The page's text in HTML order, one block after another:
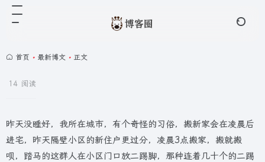
首页 • 最新博文 • 正文
14 阅读
昨天没睡好，我所在城市，有个奇怪的习俗，搬新家会在凌晨后
进宅，昨天隔壁小区的新住户更过分，凌晨3点搬家，搬就搬
呗，踏马的这群人在小区门口放二踢脚，那种连着几十个的二踢